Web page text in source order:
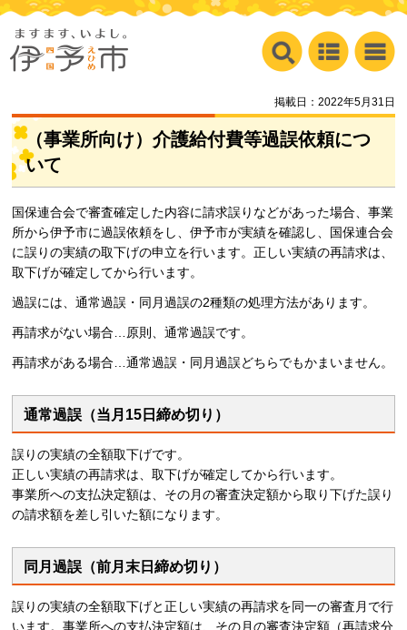
掲載日：2022年5月31日
（事業所向け）介護給付費等過誤依頼につ
いて
国保連合会で審査確定した内容に請求誤りなどがあった場合、事業
所から伊予市に過誤依頼をし、伊予市が実績を確認し、国保連合会
に誤りの実績の取下げの申立を行います。正しい実績の再請求は、
取下げが確定してから行います。
過誤には、通常過誤・同月過誤の2種類の処理方法があります。
再請求がない場合…原則、通常過誤です。
再請求がある場合…通常過誤・同月過誤どちらでもかまいません。
通常過誤（当月15日締め切り）
誤りの実績の全額取下げです。
正しい実績の再請求は、取下げが確定してから行います。
事業所への支払決定額は、その月の審査決定額から取り下げた誤り
の請求額を差し引いた額になります。
同月過誤（前月末日締め切り）
誤りの実績の全額取下げと正しい実績の再請求を同一の審査月で行
います。事業所への支払決定額は、その月の審査決定額（再請求分